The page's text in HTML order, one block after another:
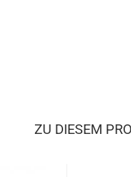
ZU DIESEM